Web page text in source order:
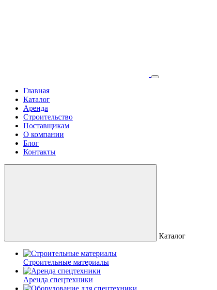
Главная
Каталог
Аренда
Строительство
Поставщикам
О компании
Блог
Контакты
Каталог
Строительные материалы
Аренда спецтехники